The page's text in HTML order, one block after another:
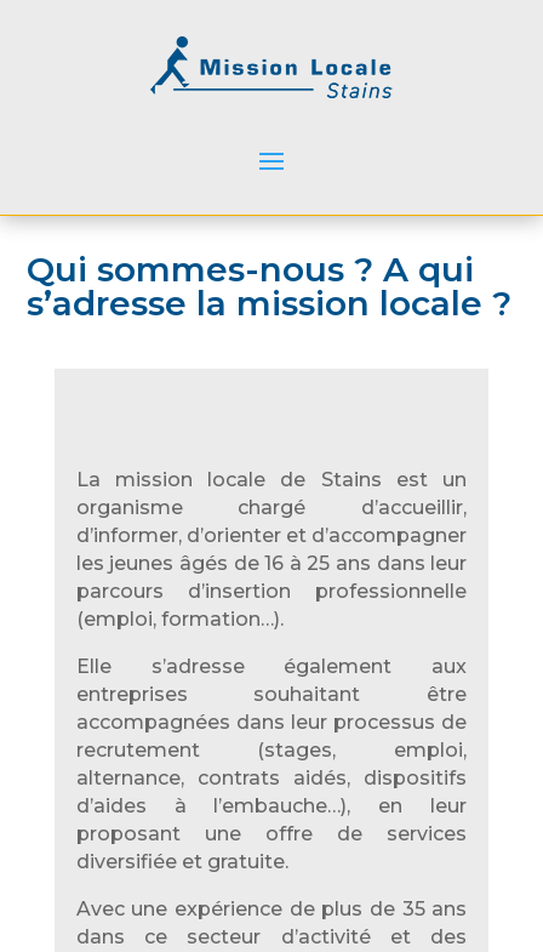
Qui sommes-nous ? A qui
s’adresse la mission locale ?
La mission locale de Stains est un
organisme chargé d’accueillir,
d’informer, d’orienter et d’accompagner
les jeunes âgés de 16 à 25 ans dans leur
parcours d’insertion professionnelle
(emploi, formation…).
Elle s’adresse également aux
entreprises souhaitant être
accompagnées dans leur processus de
recrutement (stages, emploi,
alternance, contrats aidés, dispositifs
d’aides à l’embauche…), en leur
proposant une offre de services
diversifiée et gratuite.
Avec une expérience de plus de 35 ans
dans ce secteur d’activité et des